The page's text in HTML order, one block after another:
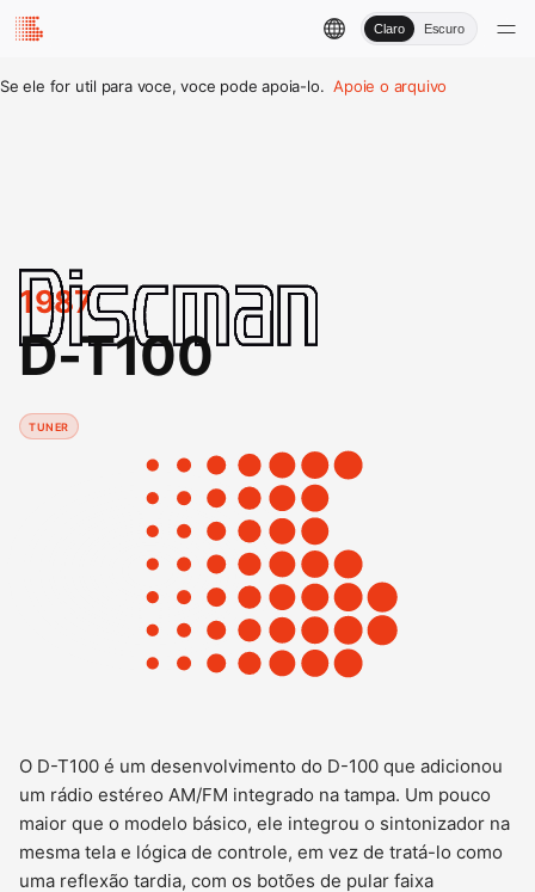
Claro Escuro
Se ele for util para voce, voce pode apoia-lo. Apoie o arquivo
1987
D-T100
TUNER
O D-T100 é um desenvolvimento do D-100 que adicionou
um rádio estéreo AM/FM integrado na tampa. Um pouco
maior que o modelo básico, ele integrou o sintonizador na
mesma tela e lógica de controle, em vez de tratá-lo como
uma reflexão tardia, com os botões de pular faixa